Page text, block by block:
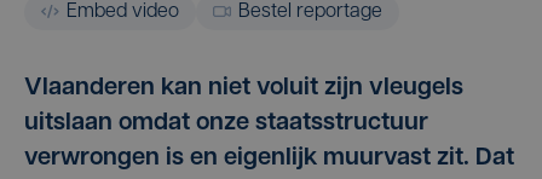
Embed video Bestel reportage
Vlaanderen kan niet voluit zijn vleugels
uitslaan omdat onze staatsstructuur
verwrongen is en eigenlijk muurvast zit. Dat